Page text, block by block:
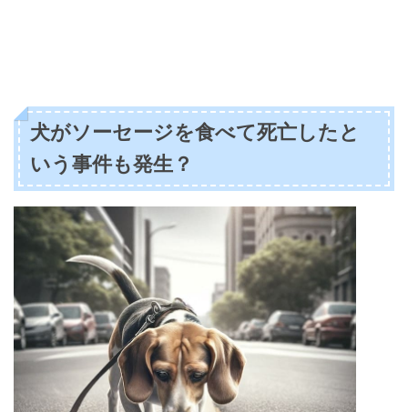
犬がソーセージを食べて死亡したと
いう事件も発生？